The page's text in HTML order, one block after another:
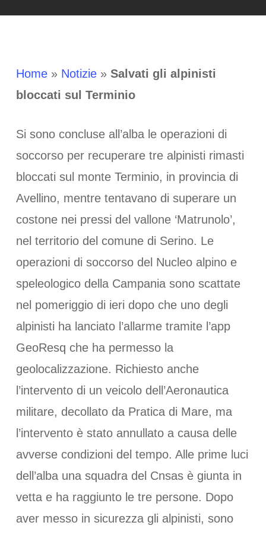
Home» Notizie» Salvati gli alpinisti
bloccati sul Terminio
Si sono concluse all’alba le operazioni di
soccorso per recuperare tre alpinisti rimasti
bloccati sul monte Terminio, in provincia di
Avellino, mentre tentavano di superare un
costone nei pressi del vallone ‘Matrunolo’,
nel territorio del comune di Serino. Le
operazioni di soccorso del Nucleo alpino e
speleologico della Campania sono scattate
nel pomeriggio di ieri dopo che uno degli
alpinisti ha lanciato l’allarme tramite l’app
GeoResq che ha permesso la
geolocalizzazione. Richiesto anche
l’intervento di un veicolo dell’Aeronautica
militare, decollato da Pratica di Mare, ma
l’intervento è stato annullato a causa delle
avverse condizioni del tempo. Alle prime luci
dell’alba una squadra del Cnsas è giunta in
vetta e ha raggiunto le tre persone. Dopo
aver messo in sicurezza gli alpinisti, sono